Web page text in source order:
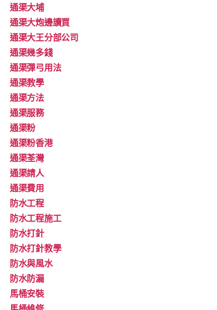
通渠大埔
通渠大炮邊讀買
通渠大王分部公司
通渠幾多錢
通渠彈弓用法
通渠教學
通渠方法
通渠服務
通渠粉
通渠粉香港
通渠荃灣
通渠請人
通渠費用
防水工程
防水工程施工
防水打針
防水打針教學
防水與風水
防水防漏
馬桶安裝